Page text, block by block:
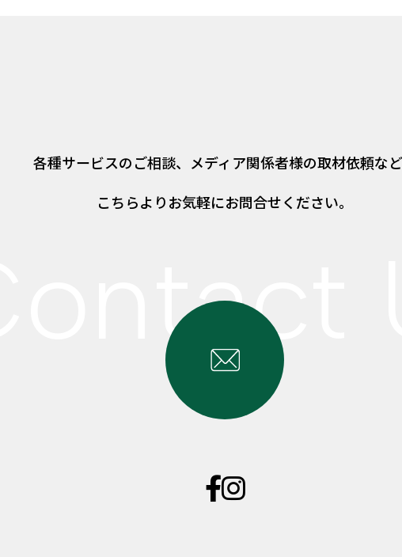
各種サービスのご相談、 メディア関係者様の取材依頼な
こちらよりお気軽にお問合せください。